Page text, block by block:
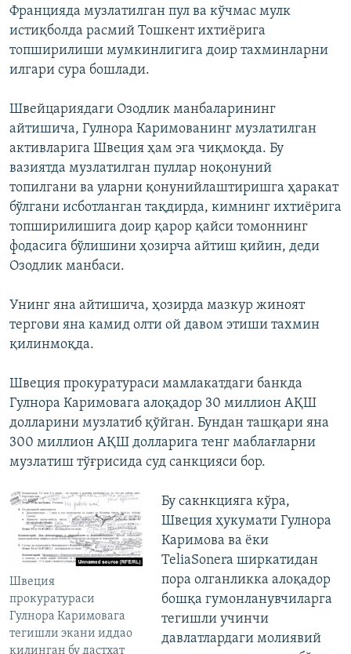
Францияда музлатилган пул ва кўчмас мулк
истиқболда расмий Тошкент ихтиёрига
топширилиши мумкинлигига доир тахминларни
илгари сура бошлади.
Швейцариядаги Озодлик манбаларининг
айтишича, Гулнора Каримованинг музлатилган
активларига Швеция ҳам эга чиқмоқда. Бу
вазиятда музлатилган пуллар ноқонуний
топилгани ва уларни қонунийлаштиришга ҳаракат
бўлгани исботланган тақдирда, кимнинг ихтиёрига
топширилишига доир қарор қайси томоннинг
фодасига бўлишини ҳозирча айтиш қийин, деди
Озодлик манбаси.
Унинг яна айтишича, ҳозирда мазкур жиноят
тергови яна камид олти ой давом этиши тахмин
қилинмоқда.
Швеция прокуратураси мамлакатдаги банкда
Гулнора Каримовага алоқадор 30 миллион АҚШ
долларини музлатиб қўйган. Бундан ташқари яна
300 миллион АҚШ долларига тенг маблағларни
музлатиш тўғрисида суд санкцияси бор.
Швеция
прокуратураси
Гулнора Каримовага
тегишли экани иддао
қилинган бу дастхат
Бу сакнкцияга кўра,
Швеция ҳукумати Гулнора
Каримова ва ёки
TeliaSonera ширкатидан
пора олганликка алоқадор
бошқа гумонланувчиларга
тегишли учинчи
давлатлардаги молиявий